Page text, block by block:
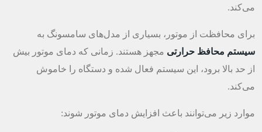
می‌کند.
برای محافظت از موتور، بسیاری از مدل‌های سامسونگ به
سیستم محافظ حرارتی مجهز هستند. زمانی که دمای موتور بیش
از حد بالا برود، این سیستم فعال شده و دستگاه را خاموش
می‌کند.
موارد زیر می‌توانند باعث افزایش دمای موتور شوند: